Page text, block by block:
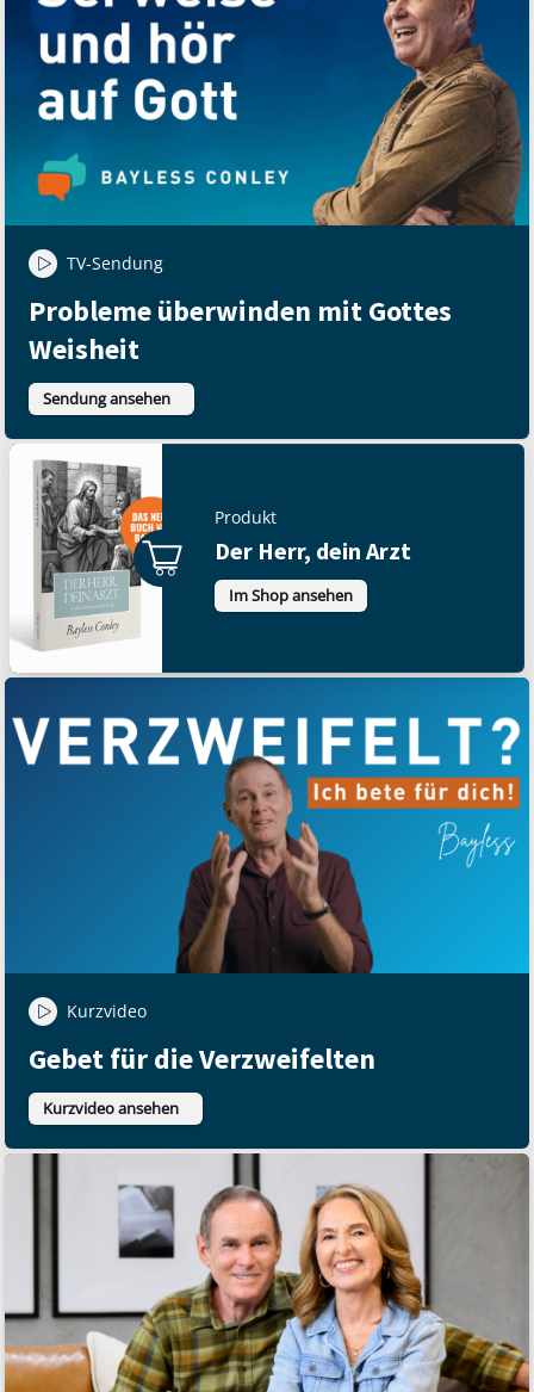
TV-Sendung
Probleme überwinden mit Gottes
Weisheit
Sendung ansehen
Produkt
Der Herr, dein Arzt
Im Shop ansehen
Kurzvideo
Gebet für die Verzweifelten
Kurzvideo ansehen